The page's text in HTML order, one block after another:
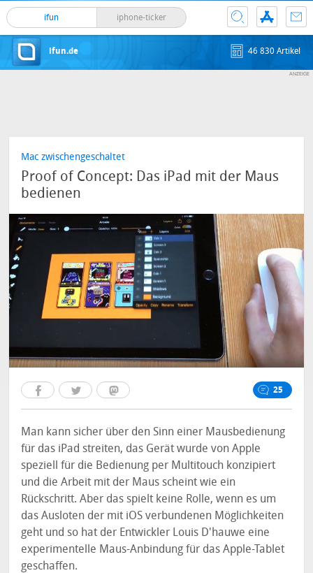
ifun iphone-ticker
ifun.de 46 830 Artikel
Mac zwischengeschaltet
Proof of Concept: Das iPad mit der Maus
bedienen
25
Man kann sicher über den Sinn einer Mausbedienung
für das iPad streiten, das Gerät wurde von Apple
speziell für die Bedienung per Multitouch konzipiert
und die Arbeit mit der Maus scheint wie ein
Rückschritt. Aber das spielt keine Rolle, wenn es um
das Ausloten der mit iOS verbundenen Möglichkeiten
geht und so hat der Entwickler Louis D'hauwe eine
experimentelle Maus-Anbindung für das Apple-Tablet
geschaffen.